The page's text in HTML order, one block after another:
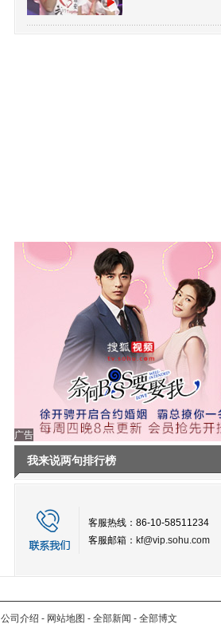
广告
我来说两句排行榜
客服热线：86-10-58511234
客服邮箱： kf@vip.sohu.com
公司介绍 - 网站地图 - 全部新闻 - 全部博文